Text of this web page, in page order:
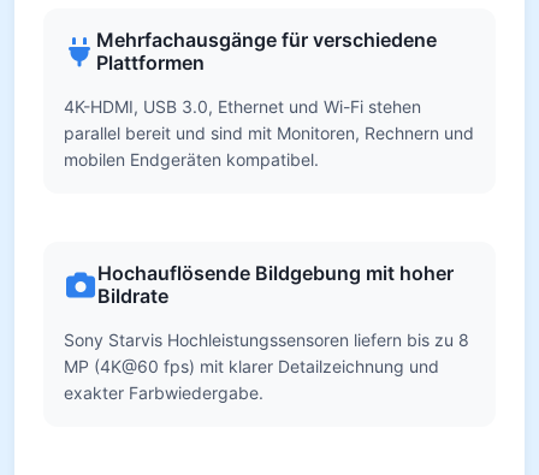
Mehrfachausgänge für verschiedene
Plattformen
4K-HDMI, USB 3.0, Ethernet und Wi-Fi stehen
parallel bereit und sind mit Monitoren, Rechnern und
mobilen Endgeräten kompatibel.
Hochauflösende Bildgebung mit hoher
Bildrate
Sony Starvis Hochleistungssensoren liefern bis zu 8
MP (4K@60 fps) mit klarer Detailzeichnung und
exakter Farbwiedergabe.